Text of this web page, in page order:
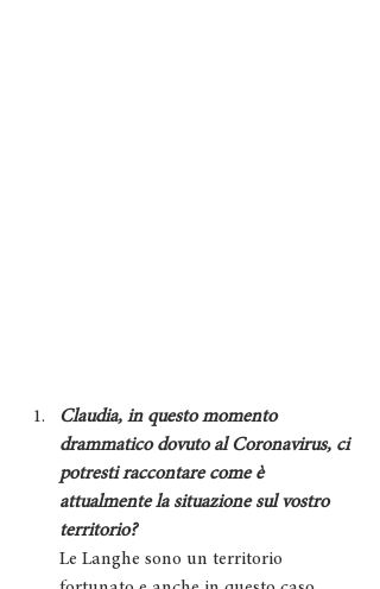
Claudia, in questo momento
drammatico dovuto al Coronavirus, ci
potresti raccontare come è
attualmente la situazione sul vostro
territorio?
Le Langhe sono un territorio